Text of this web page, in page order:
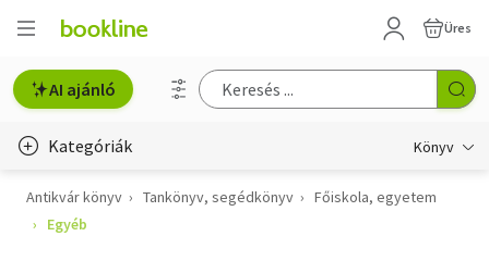
Üres
AI ajánló
Kategóriák Könyv
Életmód, egészség
Antikvár könyv Tankönyv, segédkönyv
Főiskola, egyetem
Egyéb